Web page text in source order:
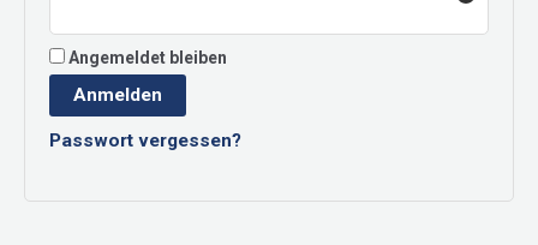
Angemeldet bleiben
Anmelden
Passwort vergessen?